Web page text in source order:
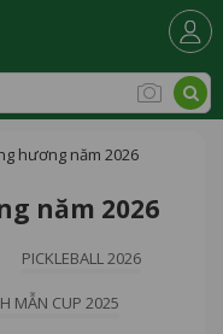
hương năm 2026
năm 2026
PICKLEBALL 2026
MẪN CUP 2025